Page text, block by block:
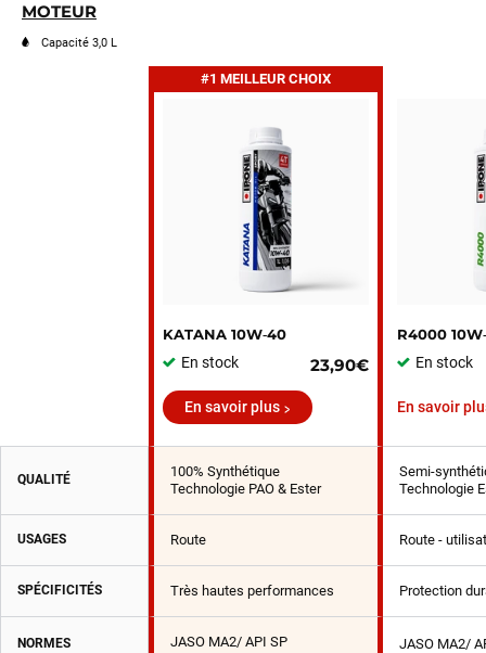
Revendeurs
BE
MOTEUR
Capacité 3,0 L
#1 MEILLEUR CHOIX
KATANA 10W‑40
En stock
23,90€
R4000
En stock
En savoir plus En savoir
QUALITÉ
100% Synthétique
Technologie PAO & Ester
Semi-
Technologie
USAGES Route Route -
SPÉCIFICITÉS Très hautes performances Protection
NORMES JASO MA2/ API SP JASO MA2/